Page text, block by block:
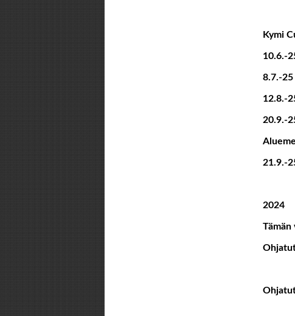
Kymi
10.6.-
8.7.-
12.8.-
20.9.-
21.9.-
2024